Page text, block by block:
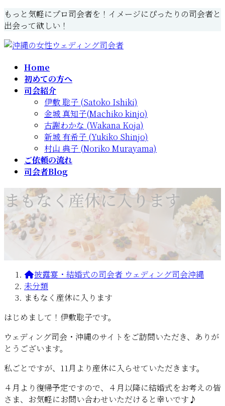
コ
ン
テ
ン
ナ
ビ
ゲ
ー
もっと気軽にプロ司会者を！イメージにぴったりの司会者と
出会って欲しい！
Home
初めての方へ
司会紹介
伊敷 聡子 (Satoko Ishiki)
金城 真知子(Machiko kinjo)
古謝わかな (Wakana Koja)
新城 有希子 (Yukiko Shinjo)
村山 典子 (Noriko Murayama)
ご依頼の流れ
司会者Blog
まもなく産休に入ります
披露宴・結婚式の司会者 ウェディング司会沖縄
未分類
まもなく産休に入ります
はじめまして！伊敷聡子です。
ウェディング司会・沖縄のサイトをご訪問いただき、ありが
とうございます。
私ごとですが、11月より産休に入らせていただきます。
４月より復帰予定ですので、４月以降に結婚式をお考えの皆
さま、お気軽にお問い合わせいただけると幸いです♪